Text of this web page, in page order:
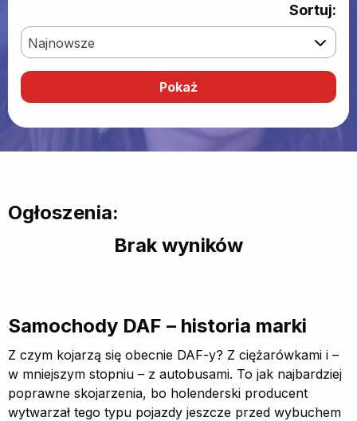
Sortuj:
Najnowsze
Ogłoszenia:
Brak wyników
Samochody DAF – historia marki
Z czym kojarzą się obecnie DAF-y? Z ciężarówkami i –
w mniejszym stopniu – z autobusami. To jak najbardziej
poprawne skojarzenia, bo holenderski producent
wytwarzał tego typu pojazdy jeszcze przed wybuchem